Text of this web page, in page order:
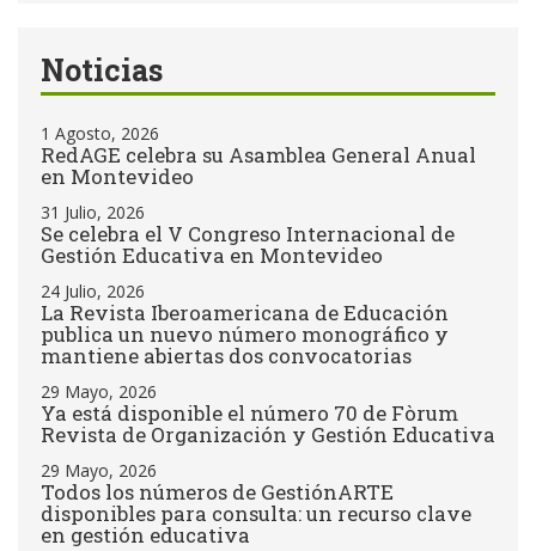
Noticias
1 Agosto, 2026
RedAGE celebra su Asamblea General Anual
en Montevideo
31 Julio, 2026
Se celebra el V Congreso Internacional de
Gestión Educativa en Montevideo
24 Julio, 2026
La Revista Iberoamericana de Educación
publica un nuevo número monográfico y
mantiene abiertas dos convocatorias
29 Mayo, 2026
Ya está disponible el número 70 de Fòrum
Revista de Organización y Gestión Educativa
29 Mayo, 2026
Todos los números de GestiónARTE
disponibles para consulta: un recurso clave
en gestión educativa